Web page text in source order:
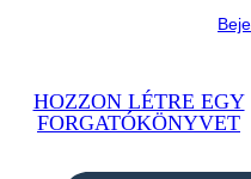
HOZZON LÉTRE EGY
FORGATÓKÖNYVET